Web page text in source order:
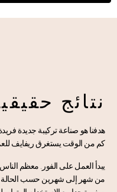
نتائج
هدفنا هو صناعة تركيبة جديدة
كم من الوقت يستغرقريفايف
يبدأ العمل على الفور. معظم
من شهر إلى شهرين حسب الحالة